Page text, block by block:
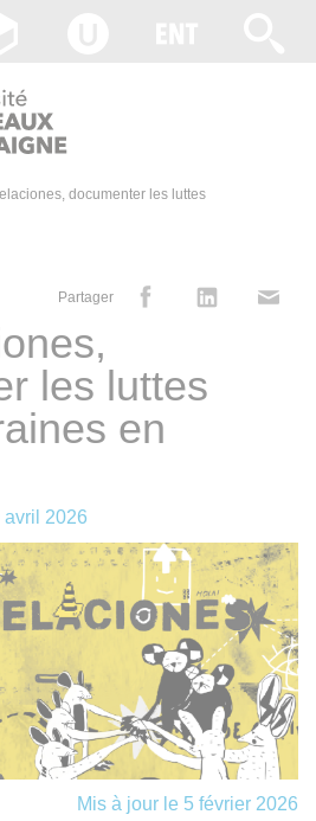
documenter les luttes
Partager
les luttes
en
avril 2026
Mis à jour le 5 février 2026